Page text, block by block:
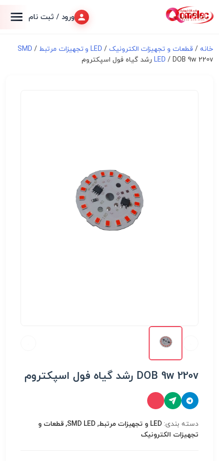
ورود / ثبت نام
خانه / قطعات و تجهیزات الکترونیک/ LED و تجهیزات مرتبط /
SMD
LED / DOB 9w 220v رشد گیاه فول اسپکتروم
DOB 9w 220v رشد گیاه فول اسپکتروم
دسته بندی:
LED و تجهیزات مرتبط, SMD LED, قطعات و
تجهیزات الکترونیک